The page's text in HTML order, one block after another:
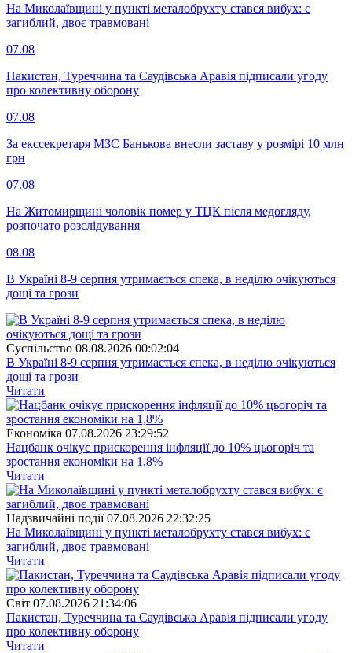
На Миколаївщині у пункті металобрухту стався вибух: є
загиблий, двоє травмовані
07.08
Пакистан, Туреччина та Саудівська Аравія підписали угоду
про колективну оборону
07.08
За екссекретаря МЗС Банькова внесли заставу у розмірі 10 млн
грн
07.08
На Житомирщині чоловік помер у ТЦК після медогляду,
розпочато розслідування
08.08
В Україні 8-9 серпня утримається спека, в неділю очікуються
дощі та грози
Суспiльство 08.08.2026 00:02:04
В Україні 8-9 серпня утримається спека, в неділю очікуються
дощі та грози
Читати
Економіка 07.08.2026 23:29:52
Нацбанк очікує прискорення інфляції до 10% цьогоріч та
зростання економіки на 1,8%
Читати
Надзвичайні події 07.08.2026 22:32:25
На Миколаївщині у пункті металобрухту стався вибух: є
загиблий, двоє травмовані
Читати
Свiт 07.08.2026 21:34:06
Пакистан, Туреччина та Саудівська Аравія підписали угоду
про колективну оборону
Читати